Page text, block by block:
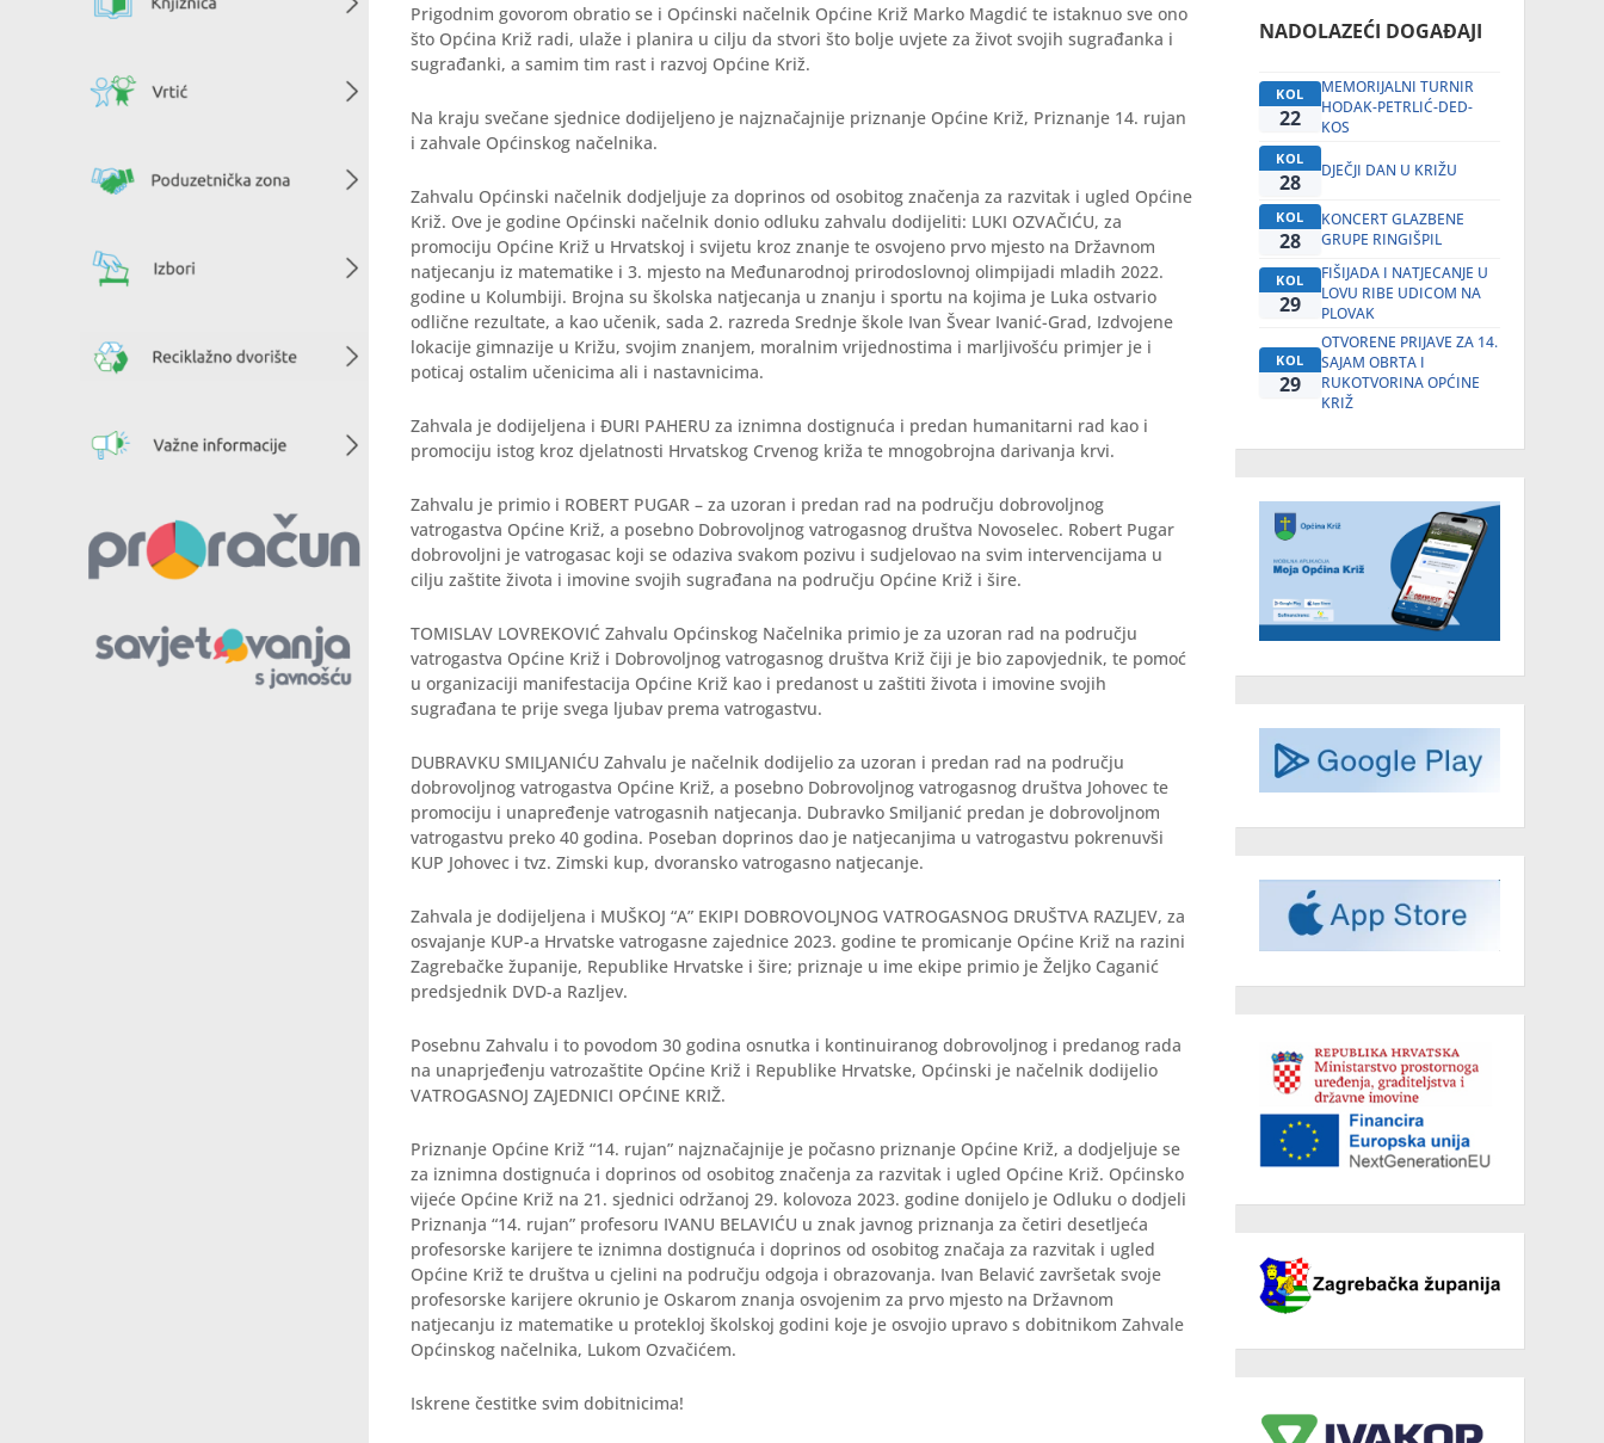
Prigodnim govorom obratio se i Općinski načelnik Općine Križ Marko Magdić te istaknuo sve ono
što Općina Križ radi, ulaže i planira u cilju da stvori što bolje uvjete za život svojih sugrađanka i
sugrađanki, a samim tim rast i razvoj Općine Križ.
Na kraju svečane sjednice dodijeljeno je najznačajnije priznanje Općine Križ, Priznanje 14. rujan
i zahvale Općinskog načelnika.
Zahvalu Općinski načelnik dodjeljuje za doprinos od osobitog značenja za razvitak i ugled Općine
Križ. Ove je godine Općinski načelnik donio odluku zahvalu dodijeliti: LUKI OZVAČIĆU, za
promociju Općine Križ u Hrvatskoj i svijetu kroz znanje te osvojeno prvo mjesto na Državnom
natjecanju iz matematike i 3. mjesto na Međunarodnoj prirodoslovnoj olimpijadi mladih 2022.
godine u Kolumbiji. Brojna su školska natjecanja u znanju i sportu na kojima je Luka ostvario
odlične rezultate, a kao učenik, sada 2. razreda Srednje škole Ivan Švear Ivanić-Grad, Izdvojene
lokacije gimnazije u Križu, svojim znanjem, moralnim vrijednostima i marljivošću primjer je i
poticaj ostalim učenicima ali i nastavnicima.
Zahvala je dodijeljena i ĐURI PAHERU za iznimna dostignuća i predan humanitarni rad kao i
promociju istog kroz djelatnosti Hrvatskog Crvenog križa te mnogobrojna darivanja krvi.
Zahvalu je primio i ROBERT PUGAR – za uzoran i predan rad na području dobrovoljnog
vatrogastva Općine Križ, a posebno Dobrovoljnog vatrogasnog društva Novoselec. Robert Pugar
dobrovoljni je vatrogasac koji se odaziva svakom pozivu i sudjelovao na svim intervencijama u
cilju zaštite života i imovine svojih sugrađana na području Općine Križ i šire.
TOMISLAV LOVREKOVIĆ Zahvalu Općinskog Načelnika primio je za uzoran rad na području
vatrogastva Općine Križ i Dobrovoljnog vatrogasnog društva Križ čiji je bio zapovjednik, te pomoć
u organizaciji manifestacija Općine Križ kao i predanost u zaštiti života i imovine svojih
sugrađana te prije svega ljubav prema vatrogastvu.
DUBRAVKU SMILJANIĆU Zahvalu je načelnik dodijelio za uzoran i predan rad na području
dobrovoljnog vatrogastva Općine Križ, a posebno Dobrovoljnog vatrogasnog društva Johovec te
promociju i unapređenje vatrogasnih natjecanja. Dubravko Smiljanić predan je dobrovoljnom
vatrogastvu preko 40 godina. Poseban doprinos dao je natjecanjima u vatrogastvu pokrenuvši
KUP Johovec i tvz. Zimski kup, dvoransko vatrogasno natjecanje.
Zahvala je dodijeljena i MUŠKOJ “A” EKIPI DOBROVOLJNOG VATROGASNOG DRUŠTVA RAZLJEV, za
osvajanje KUP-a Hrvatske vatrogasne zajednice 2023. godine te promicanje Općine Križ na razini
Zagrebačke županije, Republike Hrvatske i šire; priznaje u ime ekipe primio je Željko Caganić
predsjednik DVD-a Razljev.
Posebnu Zahvalu i to povodom 30 godina osnutka i kontinuiranog dobrovoljnog i predanog rada
na unaprjeđenju vatrozaštite Općine Križ i Republike Hrvatske, Općinski je načelnik dodijelio
VATROGASNOJ ZAJEDNICI OPĆINE KRIŽ.
Priznanje Općine Križ “14. rujan” najznačajnije je počasno priznanje Općine Križ, a dodjeljuje se
za iznimna dostignuća i doprinos od osobitog značenja za razvitak i ugled Općine Križ. Općinsko
vijeće Općine Križ na 21. sjednici održanoj 29. kolovoza 2023. godine donijelo je Odluku o dodjeli
Priznanja “14. rujan” profesoru IVANU BELAVIĆU u znak javnog priznanja za četiri desetljeća
profesorske karijere te iznimna dostignuća i doprinos od osobitog značaja za razvitak i ugled
Općine Križ te društva u cjelini na području odgoja i obrazovanja. Ivan Belavić završetak svoje
profesorske karijere okrunio je Oskarom znanja osvojenim za prvo mjesto na Državnom
natjecanju iz matematike u protekloj školskoj godini koje je osvojio upravo s dobitnikom Zahvale
Općinskog načelnika, Lukom Ozvačićem.
Iskrene čestitke svim dobitnicima!
NADOLAZEĆI DOGAĐAJI
KOL
22
MEMORIJALNI TURNIR
HODAK-PETRLIĆ-DED-
KOS
KOL
28 DJEČJI DAN U KRIŽU
KOL
28
KONCERT GLAZBENE
GRUPE RINGIŠPIL
KOL
29
FIŠIJADA I NATJECANJE U
LOVU RIBE UDICOM NA
PLOVAK
KOL
29
OTVORENE PRIJAVE ZA 14.
SAJAM OBRTA I
RUKOTVORINA OPĆINE
KRIŽ